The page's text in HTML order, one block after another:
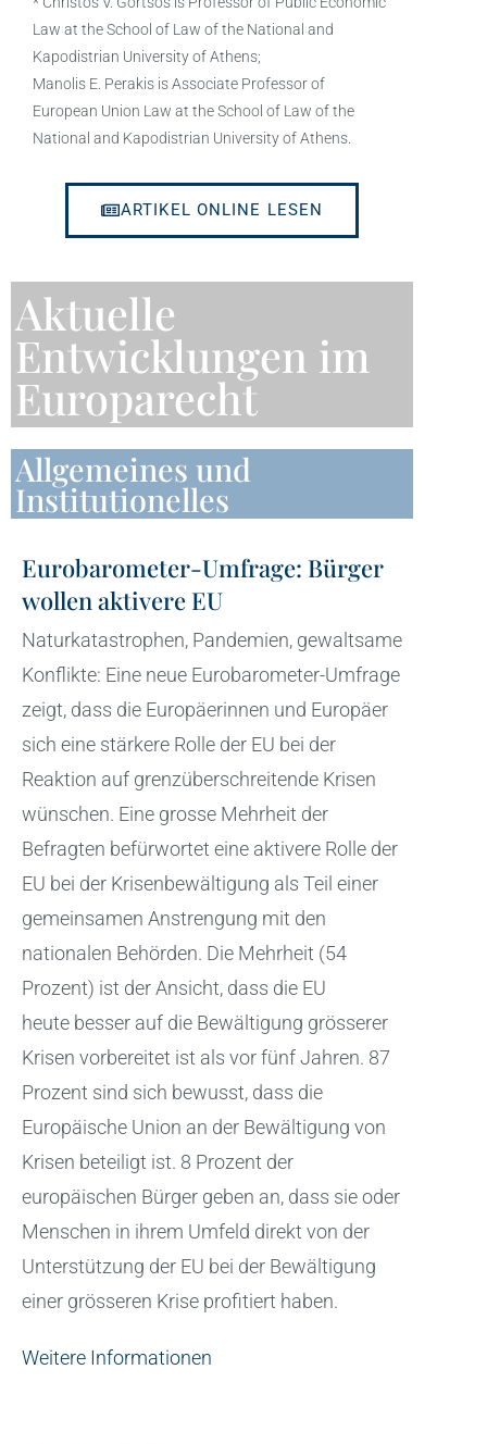
Law at the School of Law of the National and
Kapodistrian University of Athens;
Manolis E. Perakis is Associate Professor of
European Union Law at the School of Law of the
National and Kapodistrian University of Athens.
ARTIKEL ONLINE LESEN
Aktuelle
Entwicklungen im
Europarecht
Allgemeines und
Institutionelles
Eurobarometer-Umfrage: Bürger
wollen aktivere EU
Naturkatastrophen, Pandemien, gewaltsame
Konflikte: Eine neue Eurobarometer-Umfrage
zeigt, dass die Europäerinnen und Europäer
sich eine stärkere Rolle der EU bei der
Reaktion auf grenzüberschreitende Krisen
wünschen. Eine grosse Mehrheit der
Befragten befürwortet eine aktivere Rolle der
EU bei der Krisenbewältigung als Teil einer
gemeinsamen Anstrengung mit den
nationalen Behörden. Die Mehrheit (54
Prozent) ist der Ansicht, dass die EU
heute besser auf die Bewältigung grösserer
Krisen vorbereitet ist als vor fünf Jahren. 87
Prozent sind sich bewusst, dass die
Europäische Union an der Bewältigung von
Krisen beteiligt ist. 8 Prozent der
europäischen Bürger geben an, dass sie oder
Menschen in ihrem Umfeld direkt von der
Unterstützung der EU bei der Bewältigung
einer grösseren Krise profitiert haben.
Weitere Informationen